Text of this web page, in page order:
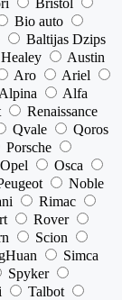
Bristol
Bio auto
Baltijas Dzips
Austin
Aro
Ariel
Alpina
Alfa
Renaissance
Qvale
Qoros
Porsche
Opel
Osca
Noble
Rimac
Rover
Scion
Simca
Spyker
Talbot